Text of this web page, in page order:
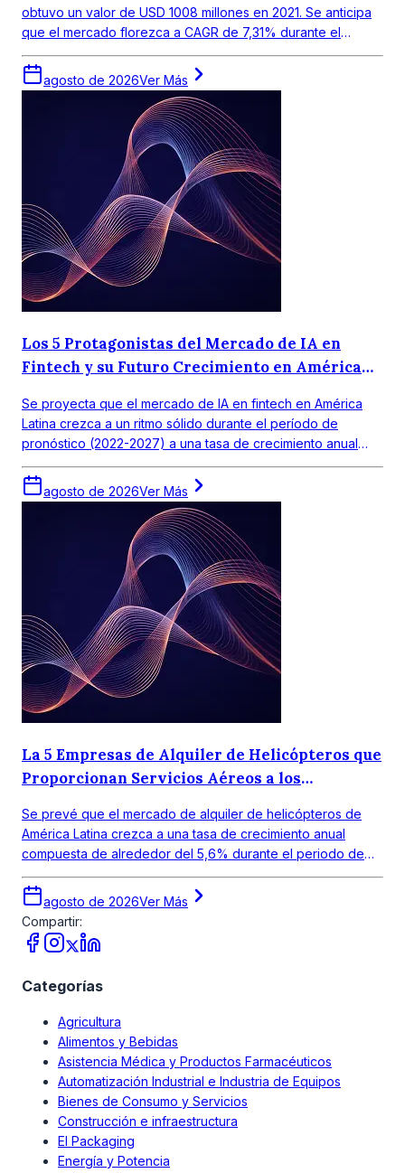
obtuvo un valor de USD 1008 millones en 2021. Se anticipa
que el mercado florezca a CAGR de 7,31% durante el
periodo de pronóstico 2022-2027.
agosto de 2026Ver Más
Los 5 Protagonistas del Mercado de IA en
Fintech y su Futuro Crecimiento en América
Se proyecta que el mercado de IA en fintech en América
Latina crezca a un ritmo sólido durante el período de
pronóstico (2022-2027) a una tasa de crecimiento anual
compuesta (CAGR) de 18,0%. El mercado objetivo en
América Latina obtuvo un valor de alrededor de USD 390
millones en 2021.
agosto de 2026Ver Más
La 5 Empresas de Alquiler de Helicópteros que
Proporcionan Servicios Aéreos a los
Se prevé que el mercado de alquiler de helicópteros de
América Latina crezca a una tasa de crecimiento anual
compuesta de alrededor del 5,6% durante el periodo de
pronóstico 2026-2035.
agosto de 2026Ver Más
Compartir:
Categorías
Agricultura
Alimentos y Bebidas
Asistencia Médica y Productos Farmacéuticos
Automatización Industrial e Industria de Equipos
Bienes de Consumo y Servicios
Construcción e infraestructura
El Packaging
Energía y Potencia